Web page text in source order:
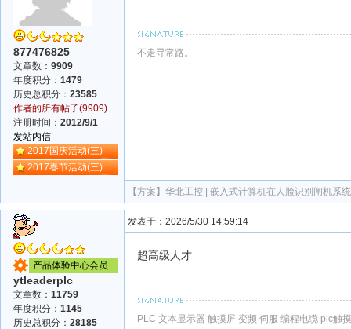
877476825
文章数： 9909
年度积分： 1479
历史总积分： 23585
作者的所有帖子(9909)
注册时间： 2012/9/1
发站内信
2017国庆活动(三)
2017春节活动(三)
不走寻常路。
【方案】 华北工控 | 嵌入式计算机在人脸识别闸机系
产品体验中心会员
ytleaderplc
文章数： 11759
年度积分： 1145
历史总积分： 28185
发表于：2026/5/30 14:59:14
超高级人才
PLC 文本显示器 触摸屏 变频 伺服 编程电缆 plc触